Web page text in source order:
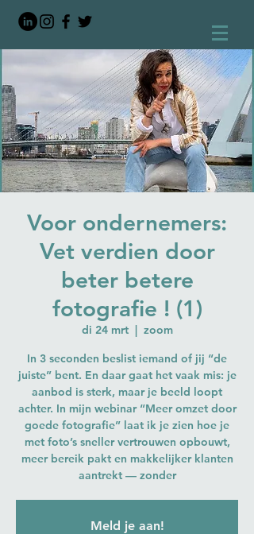
Voor ondernemers:
Vet verdien door
beter betere
fotografie ! (1)
di 24 mrt
  |
zoom
In 3 seconden beslist iemand of jij “de
juiste” bent. En daar gaat het vaak mis: je
aanbod is sterk, maar je beeld loopt
achter. In mijn webinar “Meer omzet door
goede fotografie” laat ik je zien hoe je
met foto’s sneller vertrouwen opbouwt,
meer bereik pakt en makkelijker klanten
aantrekt — zonder
Meld je aan!